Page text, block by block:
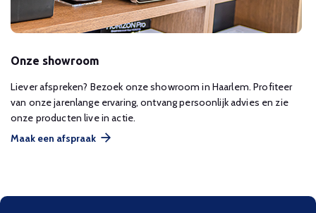
Onze showroom
Liever afspreken? Bezoek onze showroom in Haarlem. Profiteer
van onze jarenlange ervaring, ontvang persoonlijk advies en zie
onze producten live in actie.
Maak een afspraak